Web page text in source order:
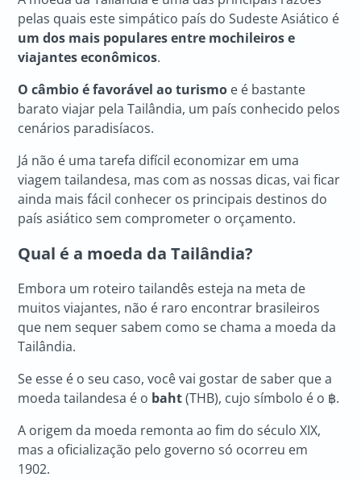
pelas quais este simpático país do Sudeste Asiático é
um dos mais populares entre mochileiros e
viajantes econômicos.
O câmbio é favorável ao turismo e é bastante
barato viajar pela Tailândia, um país conhecido pelos
cenários paradisíacos.
Já não é uma tarefa difícil economizar em uma
viagem tailandesa, mas com as nossas dicas, vai ficar
ainda mais fácil conhecer os principais destinos do
país asiático sem comprometer o orçamento.
Qual é a moeda da Tailândia?
Embora um roteiro tailandês esteja na meta de
muitos viajantes, não é raro encontrar brasileiros
que nem sequer sabem como se chama a moeda da
Tailândia.
Se esse é o seu caso, você vai gostar de saber que a
moeda tailandesa é o baht(THB), cujo símbolo é o ฿.
A origem da moeda remonta ao fim do século XIX,
mas a oficialização pelo governo só ocorreu em
1902.